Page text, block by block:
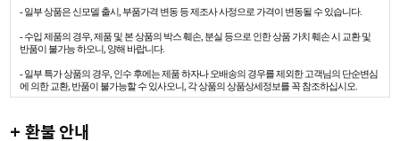
- 일부 상품은 신모델 출시, 부품가격 변동 등 제조사 사정으로 가격이 변동될 수 있습니다.
- 수입 제품의 경우, 제품 및 본 상품의 박스 훼손, 분실 등으로 인한 상품 가치 훼손 시 교환 및
반품이 불가능 하오니, 양해 바랍니다.
- 일부 특가 상품의 경우, 인수 후에는 제품 하자나 오배송의 경우를 제외한 고객님의 단순변심
에 의한 교환, 반품이 불가능할 수 있사오니, 각 상품의 상품상세정보를 꼭 참조하십시오.
+ 환불 안내